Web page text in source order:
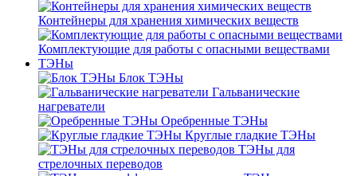
Контейнеры для хранения химических веществ
Комплектующие для работы с опасными веществами
ТЭНы
Блок ТЭНы
Гальванические
нагреватели
Оребренные ТЭНы
Круглые гладкие ТЭНы
ТЭНы для
стрелочных переводов